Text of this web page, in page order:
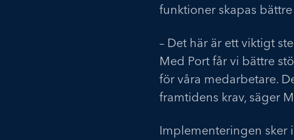
funktioner skapas
– Det här är ett viktigt
Med Port får vi bättre
för våra medarbetare.
framtidens krav, säger
Implementeringen sker